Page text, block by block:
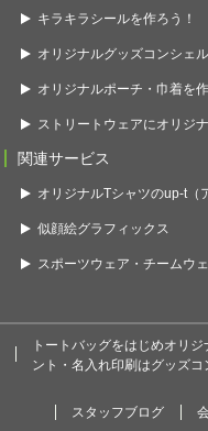
キラキラシールを作ろう！
オリジナルグッズコンシェル
オリジナルポーチ・巾着を作
ストリートウェアにオリジ
関連サービス
オリジナルTシャツのup-t（
似顔絵グラフィックス
スポーツウェア・チームウ
トートバッグをはじめオリ
ント・名入れ印刷はグッズ
スタッフブログ